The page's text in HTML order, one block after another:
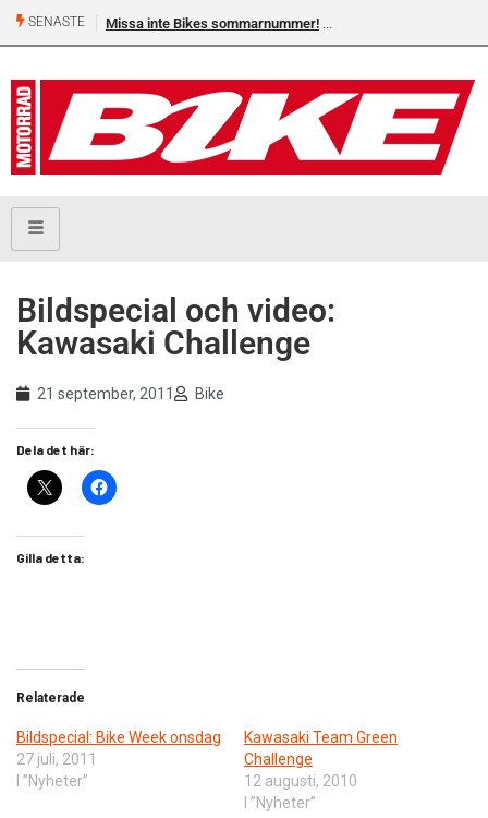
SENASTE Missa inte Bikes sommarnummer!
Bildspecial och video:
Kawasaki Challenge
21 september, 2011 Bike
Dela det här:
Gilla detta:
Relaterade
Bildspecial: Bike Week onsdag
27 juli, 2011
I ”Nyheter”
Kawasaki Team Green
Challenge
12 augusti, 2010
I ”Nyheter”